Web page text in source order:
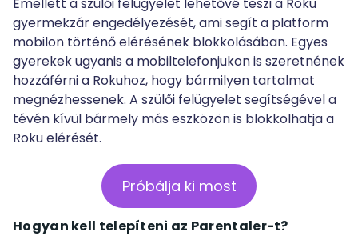
gyermekzár engedélyezését, ami segít a platform
mobilon történő elérésének blokkolásában. Egyes
gyerekek ugyanis a mobiltelefonjukon is szeretnének
hozzáférni a Rokuhoz, hogy bármilyen tartalmat
megnézhessenek. A szülői felügyelet segítségével a
tévén kívül bármely más eszközön is blokkolhatja a
Roku elérését.
Próbálja ki most
Hogyan kell telepíteni az Parentaler-t?